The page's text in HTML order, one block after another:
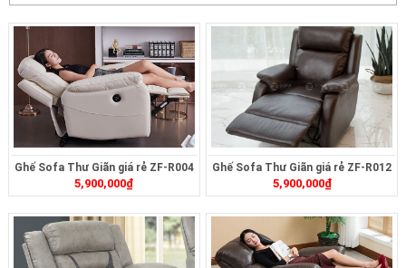
Ghế Sofa Thư Giãn giá rẻ ZF-R004
5,900,000₫
Ghế Sofa Thư Giãn giá rẻ ZF-R012
5,900,000₫